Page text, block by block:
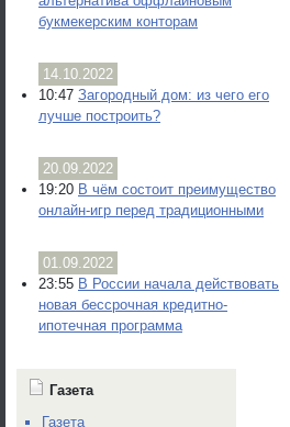
букмекерским конторам
14.10.2022
10:47 Загородный дом: из чего его
лучше построить?
20.09.2022
19:20 В чём состоит преимущество
онлайн-игр перед традиционными
01.09.2022
23:55 В России начала действовать
новая бессрочная кредитно-
ипотечная программа
Газета
Газета